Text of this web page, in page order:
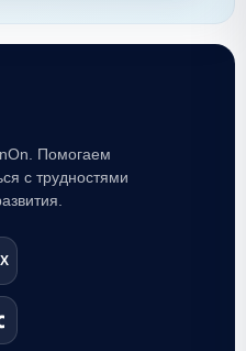
Помогаем
с трудностями